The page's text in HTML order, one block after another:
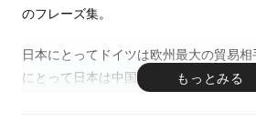
のフレーズ集。
日本にとってドイツは欧州最大の貿易
にとって日本は中国に次ぐアジア第2位
年には日独修好160周年を迎え、日独関